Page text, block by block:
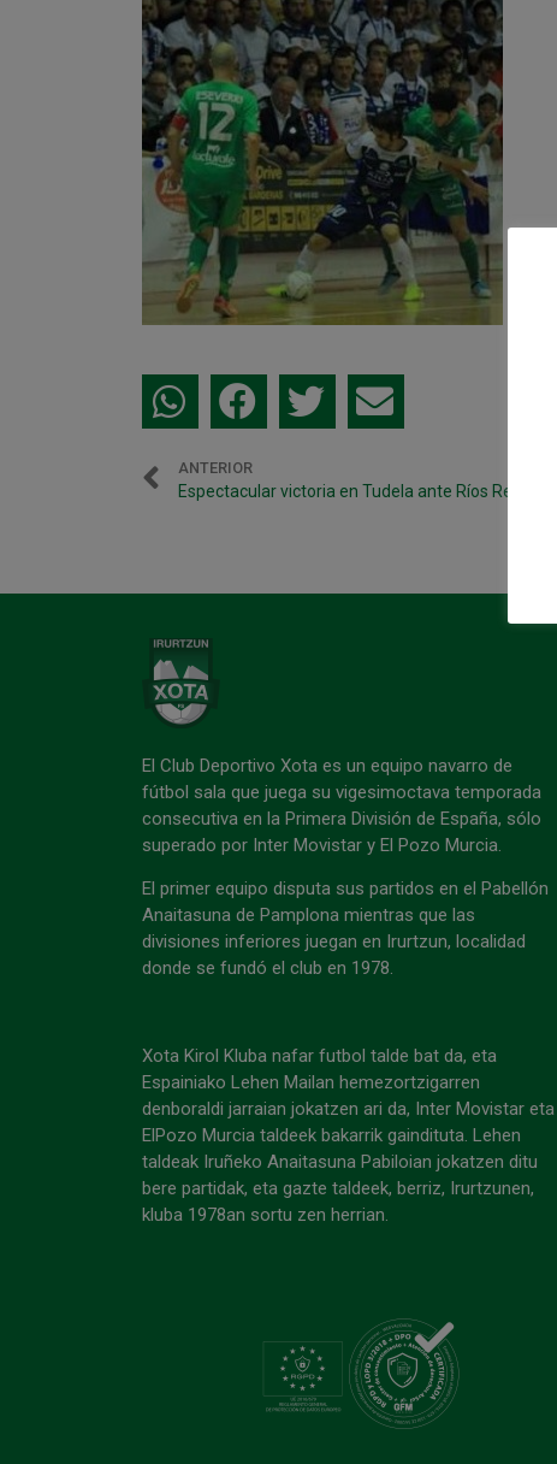
ANTERIOR
Espectacular victoria en Tudela ante Ríos
El Club Deportivo Xota es un equipo navarro de
fútbol sala que juega su vigesimoctava temporada
consecutiva en la Primera División de España, sólo
superado por Inter Movistar y El Pozo Murcia.
El primer equipo disputa sus partidos en el Pabellón
Anaitasuna de Pamplona mientras que las
divisiones inferiores juegan en Irurtzun, localidad
donde se fundó el club en 1978.
Xota Kirol Kluba nafar futbol talde bat da, eta
Espainiako Lehen Mailan hemezortzigarren
denboraldi jarraian jokatzen ari da, Inter Movistar eta
ElPozo Murcia taldeek bakarrik gaindituta. Lehen
taldeak Iruñeko Anaitasuna Pabiloian jokatzen ditu
bere partidak, eta gazte taldeek, berriz, Irurtzunen,
kluba 1978an sortu zen herrian.